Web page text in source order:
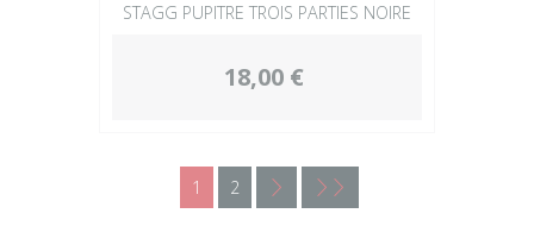
STAGG PUPITRE TROIS PARTIES NOIRE
18,00 €
1 2 < <<